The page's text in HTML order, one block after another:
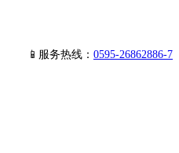
📱服务热线： 0595-26862886-7